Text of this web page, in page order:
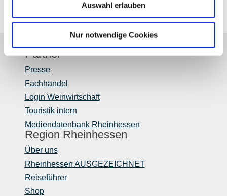
Auswahl erlauben
Nur notwendige Cookies
Partner
Presse
Fachhandel
Login Weinwirtschaft
Touristik intern
Mediendatenbank Rheinhessen
Region Rheinhessen
Über uns
Rheinhessen AUSGEZEICHNET
Reiseführer
Shop